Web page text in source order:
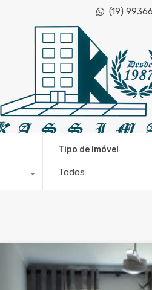
(19)
CRECI 48.643
Tipo de Imóvel
Todos